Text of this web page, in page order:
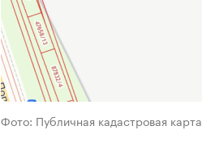
Фото: Публичная кадастровая карта